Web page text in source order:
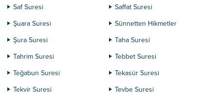
Saf Suresi
Saffat Suresi
Şuara Suresi
Sünnetten Hikmetler
Şura Suresi
Taha Suresi
Tahrim Suresi
Tebbet Suresi
Teğabun Suresi
Tekasür Suresi
Tekvir Suresi
Tevbe Suresi